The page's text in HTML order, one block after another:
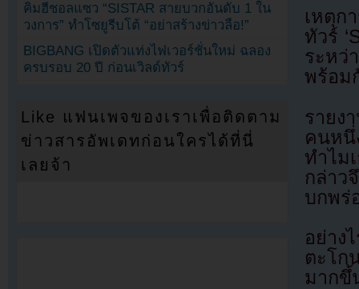
เหตุก
ทัวร์
ระหว่
พร้อม
รายง
คนห
ทำไม
กล่าว
บกพร่
อย่า
ตะโก
มากขึ้
คิมฮีชอลแซว “SISTAR สายบวกอันดับ 1 ใน
วงการ” ทำโซยูรีบโต้ “อย่าสร้างข่าวลือ!”
BIGBANG เปิดตัวแท่งไฟเวอร์ชั่นใหม่ ฉลอง
ครบรอบ 20 ปี ก่อนเวิลด์ทัวร์
Like แฟนเพจของเราเพื่อติดตาม
ข่าวสารอัพเดทก่อนใครได้ที่นี่
เลยจ้า